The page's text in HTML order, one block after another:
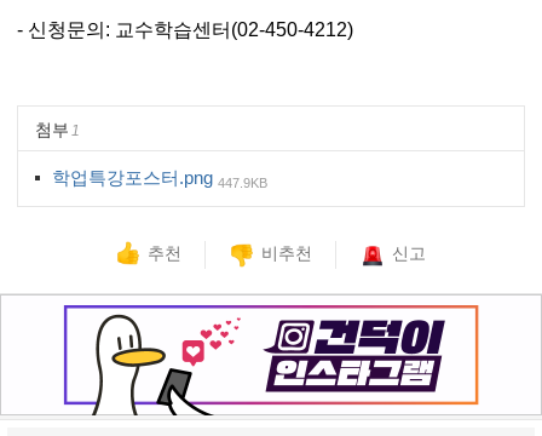
- 신청문의: 교수학습센터(02-450-4212)
첨부 1
학업특강포스터.png 447.9KB
추천 비추천 신고